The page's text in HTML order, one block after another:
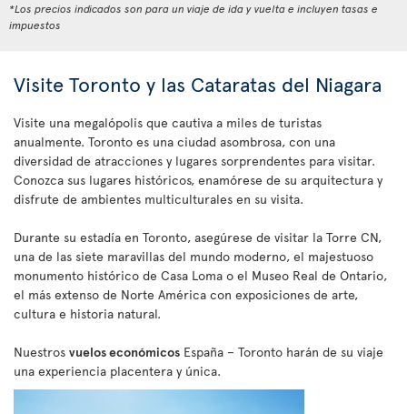
*Los precios indicados son para un viaje de ida y vuelta e incluyen tasas e
impuestos
Visite Toronto y las Cataratas del Niagara
Visite una megalópolis que cautiva a miles de turistas
anualmente. Toronto es una ciudad asombrosa, con una
diversidad de atracciones y lugares sorprendentes para visitar.
Conozca sus lugares históricos, enamórese de su arquitectura y
disfrute de ambientes multiculturales en su visita.
Durante su estadía en Toronto, asegúrese de visitar la Torre CN,
una de las siete maravillas del mundo moderno, el majestuoso
monumento histórico de Casa Loma o el Museo Real de Ontario,
el más extenso de Norte América con exposiciones de arte,
cultura e historia natural.
Nuestros vuelos económicos España – Toronto harán de su viaje
una experiencia placentera y única.